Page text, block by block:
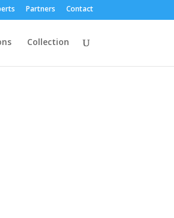
Partners Contact
Collection